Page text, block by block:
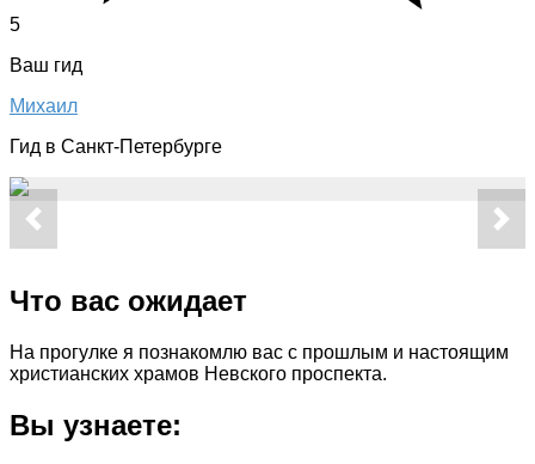
5
Ваш гид
Михаил
Гид в Санкт-Петербурге
Что вас ожидает
На прогулке я познакомлю вас с прошлым и настоящим
христианских храмов Невского проспекта.
Вы узнаете: